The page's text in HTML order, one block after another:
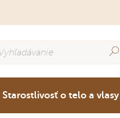
Starostlivosť o telo a vlasy